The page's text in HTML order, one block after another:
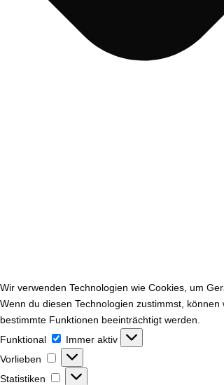
Wir verwenden Technologien wie Cookies, um
Wenn du diesen Technologien zustimmst,
bestimmte Funktionen beeinträchtigt werden.
Funktional
Funktional
Immer aktiv
Vorlieben
Vorlieben
Statistiken Statistiken